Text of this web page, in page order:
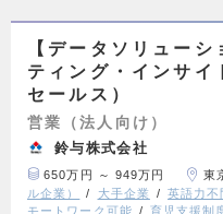
【データソリュー
ティング・インサイ
セールス）
営業（法人向け）
鈴与株式会社
650万円 ～ 949万円 東
ル企業）
大手企業 英語力不
モートワーク可能
育児支援制